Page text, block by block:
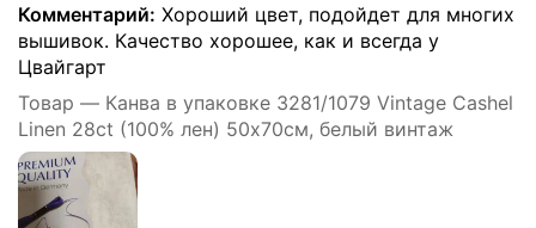
Комментарий: Хороший цвет, подойдет для многих
вышивок. Качество хорошее, как и всегда у
Цвайгарт
Товар — Канва в упаковке 3281/1079 Vintage Cashel
Linen 28ct (100% лен) 50х70см, белый винтаж